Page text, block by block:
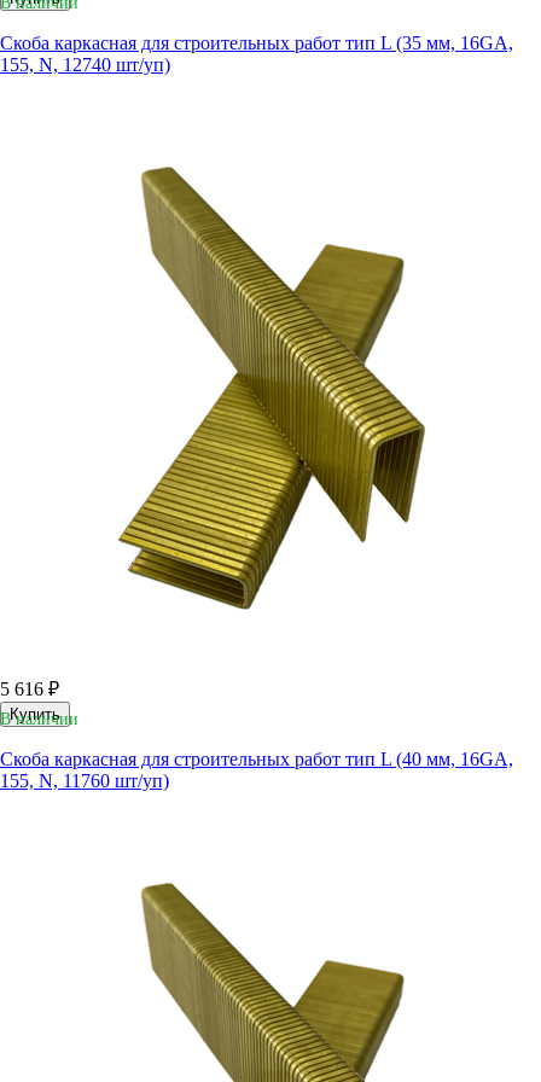
Скоба каркасная для строительных работ тип L (35 мм, 16GA,
155, N, 12740 шт/уп)
5 616 ₽
Купить
В наличии
Скоба каркасная для строительных работ тип L (40 мм, 16GA,
155, N, 11760 шт/уп)